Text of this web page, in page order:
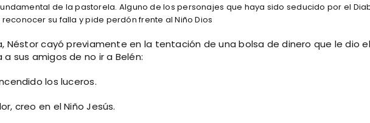
de la pastorela. Alguno de los personajes que haya sido seducido por el
su falla y pide perdón frente al Niño Dios
Néstor cayó previamente en la tentación de una bolsa de dinero que le dio el
sus amigos de no ir a Belén:
los luceros.
creo en el Niño Jesús.